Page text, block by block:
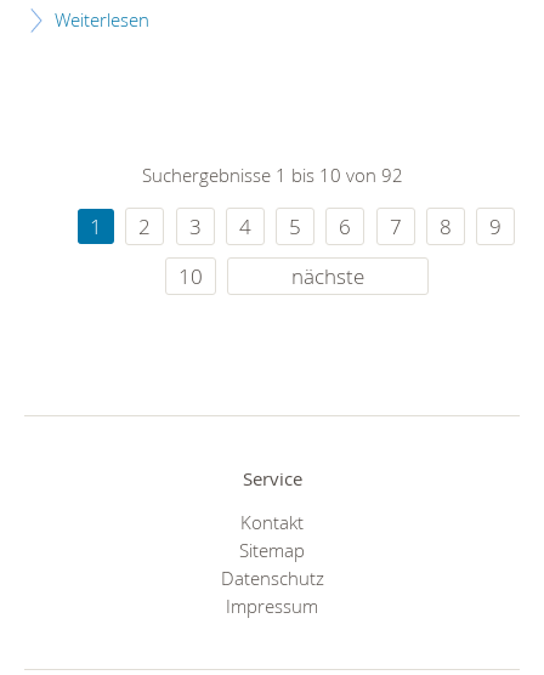
Weiterlesen
Suchergebnisse 1 bis 10 von 92
1 2 3 4 5 6 7 8
9
10
nächste
Service
Kontakt
Sitemap
Datenschutz
Impressum